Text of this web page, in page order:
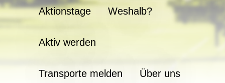
Aktionstage Weshalb?
Aktiv werden
Transporte melden Über uns